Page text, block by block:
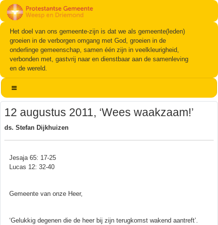
Het doel van ons gemeente-zijn is dat we als gemeente(leden)
groeien in de verborgen omgang met God, groeien in de
onderlinge gemeenschap, samen één zijn in veelkleurigheid,
verbonden met, gastvrij naar en dienstbaar aan de samenleving
en de wereld.
12 augustus 2011, ‘Wees waakzaam!’
ds. Stefan Dijkhuizen
Jesaja 65: 17-25
Lucas 12: 32-40
Gemeente van onze Heer,
‘Gelukkig degenen die de heer bij zijn terugkomst wakend aantreft’.